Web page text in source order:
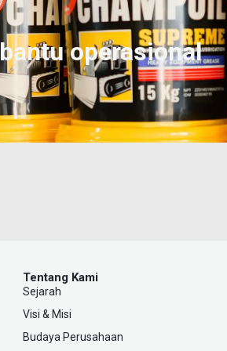
operasional
Tentang Kami
Sejarah
Visi & Misi
Budaya Perusahaan